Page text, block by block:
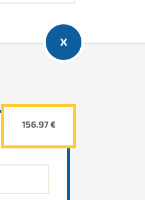
x
156.97 €